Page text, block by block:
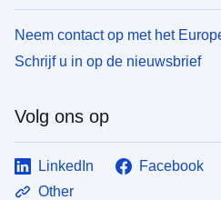
Neem contact op met het
Schrijf u in op de nieuwsbrief
Volg ons op
LinkedIn Facebook
Other